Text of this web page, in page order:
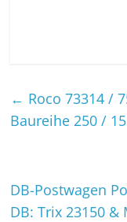
← Roco 73314 /
Baureihe 250 /
DB-Postwagen
DB: Trix 23150